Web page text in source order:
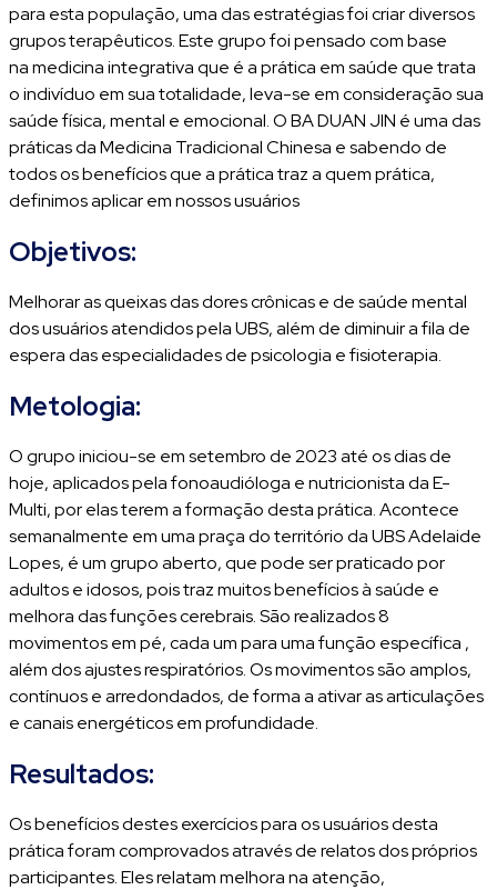
para esta população, uma das estratégias foi criar diversos
grupos terapêuticos. Este grupo foi pensado com base
na medicina integrativa que é a prática em saúde que trata
o indivíduo em sua totalidade, leva-se em consideração sua
saúde física, mental e emocional. O BA DUAN JIN é uma das
práticas da Medicina Tradicional Chinesa e sabendo de
todos os benefícios que a prática traz a quem prática,
definimos aplicar em nossos usuários
Objetivos:
Melhorar as queixas das dores crônicas e de saúde mental
dos usuários atendidos pela UBS, além de diminuir a fila de
espera das especialidades de psicologia e fisioterapia.
Metologia:
O grupo iniciou-se em setembro de 2023 até os dias de
hoje, aplicados pela fonoaudióloga e nutricionista da E-
Multi, por elas terem a formação desta prática. Acontece
semanalmente em uma praça do território da UBS Adelaide
Lopes, é um grupo aberto, que pode ser praticado por
adultos e idosos, pois traz muitos benefícios à saúde e
melhora das funções cerebrais. São realizados 8
movimentos em pé, cada um para uma função específica ,
além dos ajustes respiratórios. Os movimentos são amplos,
contínuos e arredondados, de forma a ativar as articulações
e canais energéticos em profundidade.
Resultados:
Os benefícios destes exercícios para os usuários desta
prática foram comprovados através de relatos dos próprios
participantes. Eles relatam melhora na atenção,